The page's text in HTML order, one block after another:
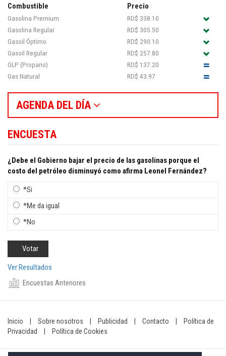
Combustible Precio
Gasolina Premium
RD$ 338.10
Gasolina Regular
RD$ 305.50
Gasoil Óptimo
RD$ 290.10
Gasoil Regular
RD$ 257.80
GLP (Propano)
RD$ 137.20
Gas Natural
RD$ 43.97
AGENDA DEL DÍA
ENCUESTA
¿Debe el Gobierno bajar el precio de las gasolinas porque el
costo del petróleo disminuyó como afirma Leonel Fernández?
*Si
*Me da igual
*No
Ver Resultados
Encuestas Anteriores
Inicio Sobre nosotros Publicidad Contacto
Política de
Privacidad
Política de Cookies